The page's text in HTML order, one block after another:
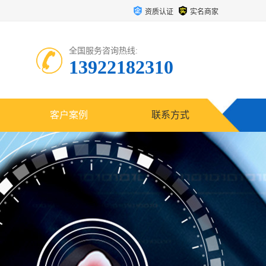
资质认证 实名商家
全国服务咨询热线:
13922182310
客户案例 联系方式